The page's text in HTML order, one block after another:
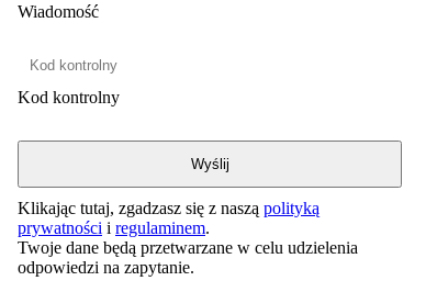
Wiadomość
Kod kontrolny
Klikając tutaj, zgadzasz się z naszą polityką
prywatności i regulaminem.
Twoje dane będą przetwarzane w celu udzielenia
odpowiedzi na zapytanie.